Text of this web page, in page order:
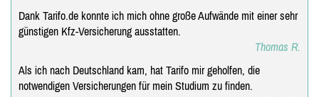
Dank Tarifo.de konnte ich mich ohne große Aufwände mit einer sehr
günstigen Kfz-Versicherung ausstatten.
Thomas R.
Als ich nach Deutschland kam, hat Tarifo mir geholfen, die
notwendigen Versicherungen für mein Studium zu finden.